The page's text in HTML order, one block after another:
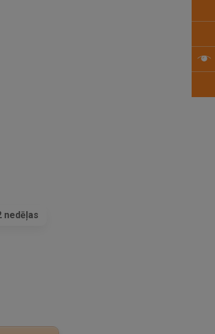
nedēļas